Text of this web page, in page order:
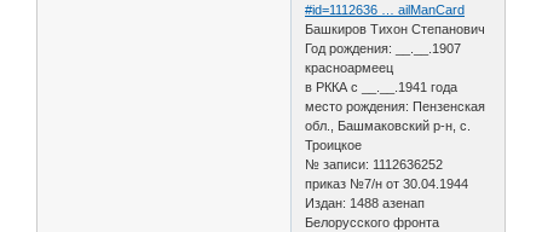
#id=1112636 … ailManCard
Башкиров Тихон Степанович
Год рождения: __.__.1907
красноармеец
в РККА с __.__.1941 года
место рождения: Пензенская
обл., Башмаковский р-н, с.
Троицкое
№ записи: 1112636252
приказ №7/н от 30.04.1944
Издан: 1488 азенап
Белорусского фронта